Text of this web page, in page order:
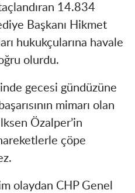
14.834
Başkanı Hikmet
hukukçularına havale
olurdu.
gecesi gündüzüne
mimarı olan
Özalper’in
çöpe
olaydan CHP Genel